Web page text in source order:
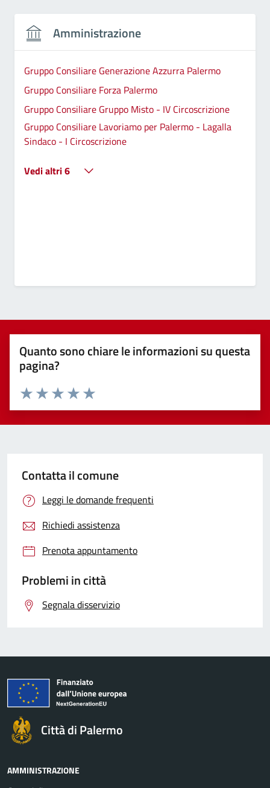
Amministrazione
Gruppo Consiliare Generazione Azzurra Palermo
Gruppo Consiliare Forza Palermo
Gruppo Consiliare Gruppo Misto - IV Circoscrizione
Gruppo Consiliare Lavoriamo per Palermo - Lagalla
Sindaco - I Circoscrizione
Vedi altri 6
Quanto sono chiare le informazioni su questa
pagina?
Valuta 5 stelle su 5
Valuta 4 stelle su 5
Valuta 3 stelle su 5
Valuta 2 stelle su 5
Valuta 1 stelle su 5
Contatta il comune
Leggi le domande frequenti
Richiedi assistenza
Prenota appuntamento
Problemi in città
Segnala disservizio
Città di Palermo
AMMINISTRAZIONE